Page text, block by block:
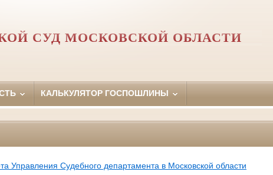
СУД МОСКОВСКОЙ ОБЛАСТИ
КАЛЬКУЛЯТОР ГОСПОШЛИНЫ
Управления Судебного департамента в Московской области